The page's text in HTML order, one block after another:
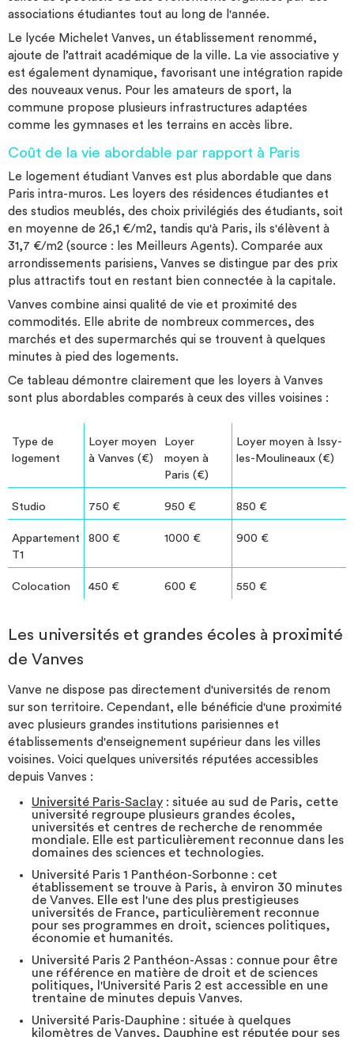
associations étudiantes tout au long de l'année.
Le lycée Michelet Vanves, un établissement renommé,
ajoute de l’attrait académique de la ville. La vie associative y
est également dynamique, favorisant une intégration rapide
des nouveaux venus. Pour les amateurs de sport, la
commune propose plusieurs infrastructures adaptées
comme les gymnases et les terrains en accès libre.
Coût de la vie abordable par rapport à Paris
Le logement étudiant Vanves est plus abordable que dans
Paris intra-muros. Les loyers des résidences étudiantes et
des studios meublés, des choix privilégiés des étudiants, soit
en moyenne de 26,1 €/m2, tandis qu'à Paris, ils s'élèvent à
31,7 €/m2 (source : les Meilleurs Agents). Comparée aux
arrondissements parisiens, Vanves se distingue par des prix
plus attractifs tout en restant bien connectée à la capitale.
Vanves combine ainsi qualité de vie et proximité des
commodités. Elle abrite de nombreux commerces, des
marchés et des supermarchés qui se trouvent à quelques
minutes à pied des logements.
Ce tableau démontre clairement que les loyers à Vanves
sont plus abordables comparés à ceux des villes voisines :
Type de
logement
Loyer moyen
à Vanves (€)
Loyer
moyen à
Paris (€)
Loyer moyen à Issy-
les-Moulineaux (€)
Studio 750 € 950 € 850 €
Appartement
T1
800 € 1000 € 900 €
Colocation 450 € 600 € 550 €
Les universités et grandes écoles à proximité
de Vanves
Vanve ne dispose pas directement d'universités de renom
sur son territoire. Cependant, elle bénéficie d'une proximité
avec plusieurs grandes institutions parisiennes et
établissements d'enseignement supérieur dans les villes
voisines. Voici quelques universités réputées accessibles
depuis Vanves :
Université Paris-Saclay : située au sud de Paris, cette
université regroupe plusieurs grandes écoles,
universités et centres de recherche de renommée
mondiale. Elle est particulièrement reconnue dans les
domaines des sciences et technologies.
Université Paris 1 Panthéon-Sorbonne : cet
établissement se trouve à Paris, à environ 30 minutes
de Vanves. Elle est l'une des plus prestigieuses
universités de France, particulièrement reconnue
pour ses programmes en droit, sciences politiques,
économie et humanités.
Université Paris 2 Panthéon-Assas : connue pour être
une référence en matière de droit et de sciences
politiques, l'Université Paris 2 est accessible en une
trentaine de minutes depuis Vanves.
Université Paris-Dauphine : située à quelques
kilomètres de Vanves, Dauphine est réputée pour ses